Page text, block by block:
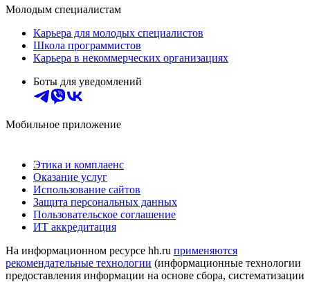
Молодым специалистам
Карьера для молодых специалистов
Школа программистов
Карьера в некоммерческих организациях
Боты для уведомлений
Мобильное приложение
Этика и комплаенс
Оказание услуг
Использование сайтов
Защита персональных данных
Пользовательское соглашение
ИТ аккредитация
На информационном ресурсе hh.ru применяются
рекомендательные технологии (информационные технологии
предоставления информации на основе сбора, систематизации